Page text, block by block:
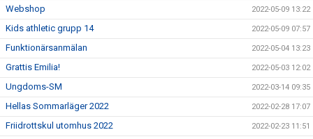
Webshop 2022-05-09 13:22
Kids athletic grupp 14 2022-05-09 07:57
Funktionärsanmälan 2022-05-04 13:23
Grattis Emilia! 2022-05-03 12:02
Ungdoms-SM 2022-03-14 09:35
Hellas Sommarläger 2022 2022-02-28 17:07
Friidrottskul utomhus 2022 2022-02-23 11:51